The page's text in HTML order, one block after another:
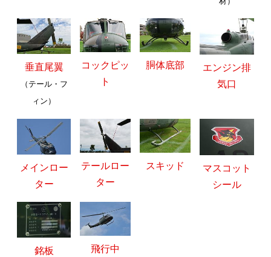
垂直尾翼
（テール・フ
ィン）
コックピッ
ト
胴体底部
エンジン排
気口
メインロー
ター
テールロー
ター
スキッド
マスコット
シール
銘板 飛行中